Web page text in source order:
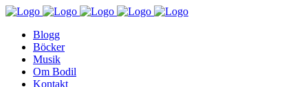
Blogg
Böcker
Musik
Om Bodil
Kontakt